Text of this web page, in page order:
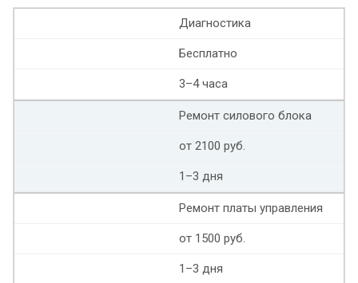
Диагностика
Бесплатно
3–4 часа
Ремонт силового блока
от 2100 руб.
1–3 дня
Ремонт платы управления
от 1500 руб.
1–3 дня